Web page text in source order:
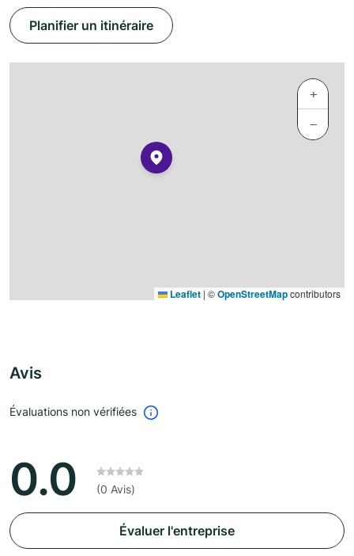
Planifier un itinéraire
+
−
Leaflet | ©OpenStreetMapcontributors
Avis
Évaluations non vérifiées
0.0 (0 Avis)
Évaluer l'entreprise